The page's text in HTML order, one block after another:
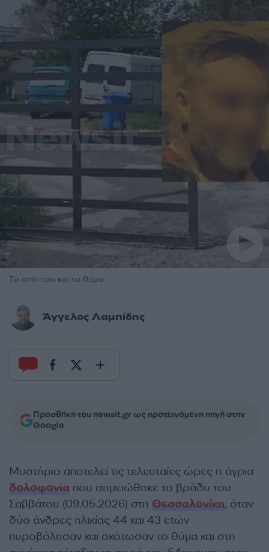
Το σπίτι του και το θύμα
Άγγελος Λαμπίδης
Προσθήκη του newsit.gr ως προτεινόμενη πηγή στην
Google
Μυστήριο αποτελεί τις τελευταίες ώρες η άγρια
δολοφονία που σημειώθηκε το βράδυ του
Σαββάτου (09.05.2026) στη Θεσσαλονίκη, όταν
δύο άνδρες ηλικίας 44 και 43 ετών
πυροβόλησαν και σκότωσαν το θύμα και στη